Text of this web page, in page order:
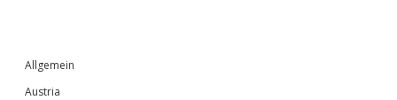
Sidebar
Allgemein
Austria